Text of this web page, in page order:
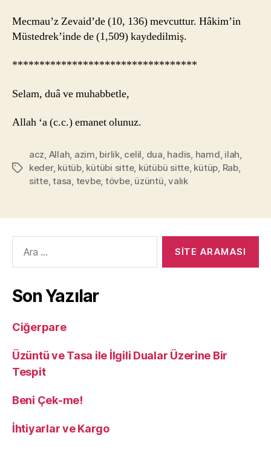
Mecmau’z Zevaid’de (10, 136) mevcuttur. Hâkim’in
Müstedrek’inde de (1,509) kaydedilmiş.
**********************************
Selam, duâ ve muhabbetle,
Allah ‘a (c.c.) emanet olunuz.
Etiketler
acz, Allah, azim, birlik, celil, dua, hadis, hamd, ilah,
keder, kütüb, kütübi sitte, kütübü sitte, kütüp, Rab,
sitte,tasa, tevbe, tövbe, üzüntü,valık
yap:
Son Yazılar
Ciğerpare
Üzüntü ve Tasa ile İlgili Dualar Üzerine Bir
Tespit
Beni Çek-me!
İhtiyarlar ve Kargo